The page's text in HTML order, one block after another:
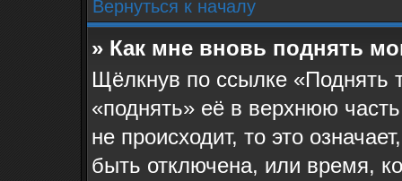
Вернуться к началу
» Как мне вновь поднять
Щёлкнув по ссылке «Поднять
«поднять» её в верхнюю
не происходит, то это
быть отключена, или время,